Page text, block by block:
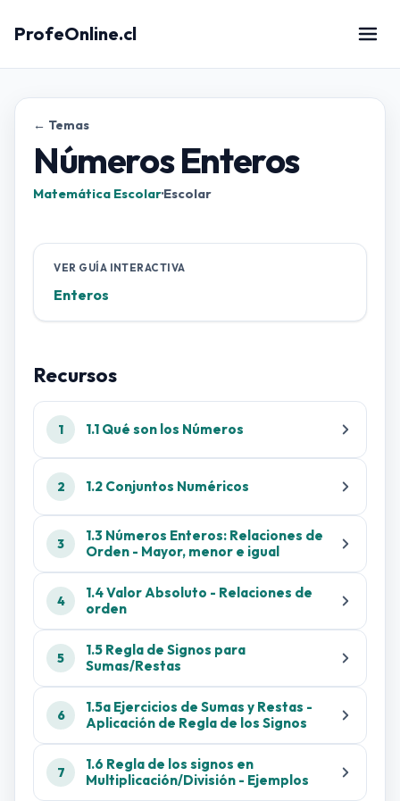
ProfeOnline.cl
← Temas
Números Enteros
Matemática Escolar·Escolar
VER GUÍA INTERACTIVA
Enteros
Recursos
1 1.1 Qué son los Números
2 1.2 Conjuntos Numéricos
3
1.3 Números Enteros: Relaciones de
Orden - Mayor, menor e igual
4
1.4 Valor Absoluto - Relaciones de
orden
5
1.5 Regla de Signos para
Sumas/Restas
6
1.5a Ejercicios de Sumas y Restas -
Aplicación de Regla de los Signos
7
1.6 Regla de los signos en
Multiplicación/División - Ejemplos